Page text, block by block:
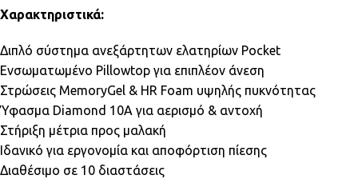
Χαρακτηριστικά:
Διπλό σύστημα ανεξάρτητων ελατηρίων Pocket
Ενσωματωμένο Pillowtop για επιπλέον άνεση
Στρώσεις MemoryGel & HR Foam υψηλής πυκνότητας
Ύφασμα Diamond 10A για αερισμό & αντοχή
Στήριξη μέτρια προς μαλακή
Ιδανικό για εργονομία και αποφόρτιση πίεσης
Διαθέσιμο σε 10 διαστάσεις